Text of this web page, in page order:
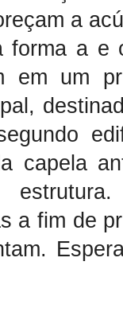
a
forma a e
em um
capela
a fim de